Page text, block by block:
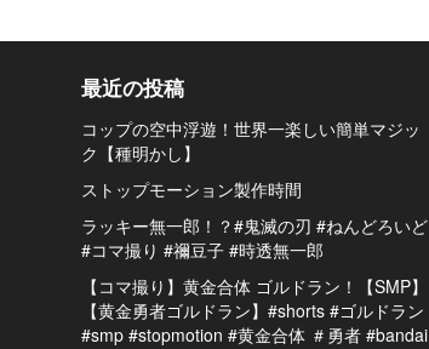
最近の投稿
コップの空中浮遊！世界一楽しい簡単マジッ
ク【種明かし】
ストップモーション製作時間
ラッキー無一郎！？#鬼滅の刃 #ねんどろいど
#コマ撮り #禰豆子 #時透無一郎
【コマ撮り】黄金合体 ゴルドラン！【SMP】
【黄金勇者ゴルドラン】#shorts #ゴルドラン
#smp #stopmotion #黄金合体 ＃勇者 #bandai